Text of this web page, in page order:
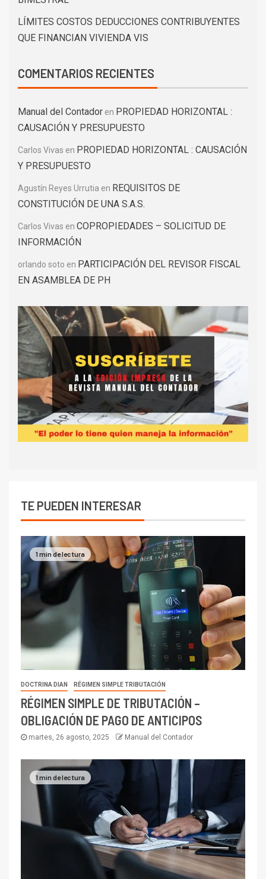
LÍMITES COSTOS DEDUCCIONES CONTRIBUYENTES
QUE FINANCIAN VIVIENDA VIS
COMENTARIOS RECIENTES
Manual del Contador en PROPIEDAD HORIZONTAL :
CAUSACIÓN Y PRESUPUESTO
Carlos Vivas en PROPIEDAD HORIZONTAL : CAUSACIÓN
Y PRESUPUESTO
Agustín Reyes Urrutia en REQUISITOS DE
CONSTITUCIÓN DE UNA S.A.S.
Carlos Vivas en COPROPIEDADES – SOLICITUD DE
INFORMACIÓN
orlando soto en PARTICIPACIÓN DEL REVISOR FISCAL
EN ASAMBLEA DE PH
TE PUEDEN INTERESAR
1 min de lectura
DOCTRINA DIAN RÉGIMEN SIMPLE TRIBUTACIÓN
RÉGIMEN SIMPLE DE TRIBUTACIÓN –
OBLIGACIÓN DE PAGO DE ANTICIPOS
martes, 26 agosto, 2025 Manual del Contador
1 min de lectura